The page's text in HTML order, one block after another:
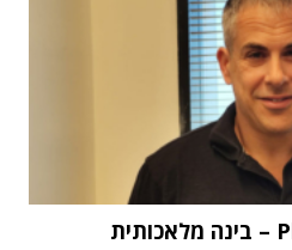
"העתיד הוא Physical AI – בינה מלאכותית